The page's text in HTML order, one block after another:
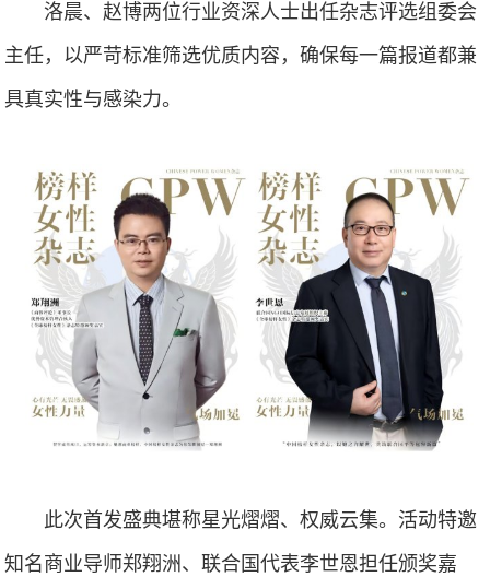
洛晨、赵博两位行业资深人士出任杂志评选组委会
主任，以严苛标准筛选优质内容，确保每一篇报道都兼
具真实性与感染力。
此次首发盛典堪称星光熠熠、权威云集。活动特邀
知名商业导师郑翔洲、联合国代表李世恩担任颁奖嘉